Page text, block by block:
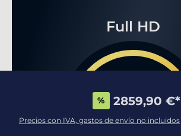
Full HD
...FPS
% 2859,90 €*
Precios con IVA, gastos de envío no incluidos